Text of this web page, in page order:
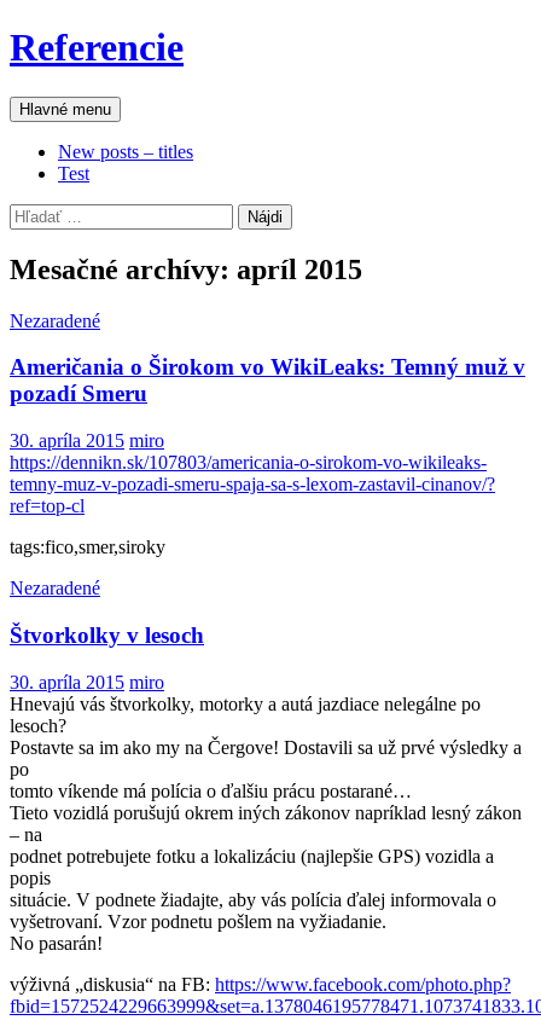
Preskočiť
na
Referencie
Hľadať
Hlavné menu
New posts – titles
Test
Hľadať:
Mesačné archívy: apríl 2015
Nezaradené
Američania o Širokom vo WikiLeaks: Temný muž v
pozadí Smeru
30. apríla 2015 miro
https://dennikn.sk/107803/americania-o-sirokom-vo-wikileaks-
temny-muz-v-pozadi-smeru-spaja-sa-s-lexom-zastavil-cinanov/?
ref=top-cl
tags:fico,smer,siroky
Nezaradené
Štvorkolky v lesoch
30. apríla 2015 miro
Hnevajú vás štvorkolky, motorky a autá jazdiace nelegálne po
lesoch?
Postavte sa im ako my na Čergove! Dostavili sa už prvé výsledky a
po
tomto víkende má polícia o ďalšiu prácu postarané…
Tieto vozidlá porušujú okrem iných zákonov napríklad lesný zákon
– na
podnet potrebujete fotku a lokalizáciu (najlepšie GPS) vozidla a
popis
situácie. V podnete žiadajte, aby vás polícia ďalej informovala o
vyšetrovaní. Vzor podnetu pošlem na vyžiadanie.
No pasarán!
výživná „diskusia“ na FB: https://www.facebook.com/photo.php?